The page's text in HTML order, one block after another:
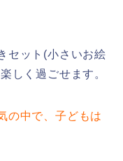
セット(小さいお絵
しく過ごせます。
の中で、子どもは